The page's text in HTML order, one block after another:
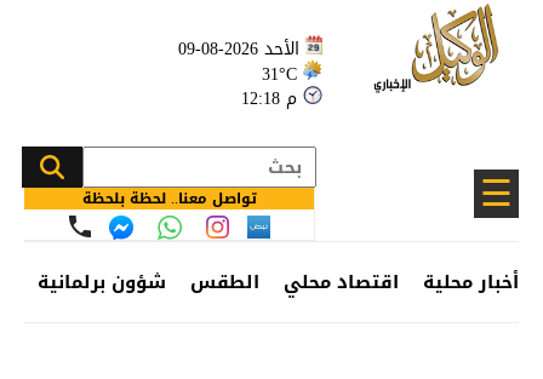
الأحد 2026-08-09
31°C
12:18 م
☰ تواصل معنا.. لحظة بلحظة
أخبار محلية اقتصاد محلي الطقس شؤون برلمانية